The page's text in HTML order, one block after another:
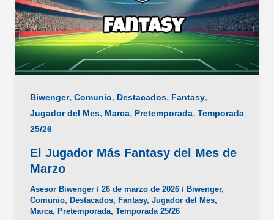
Biwenger, Comunio, Destacados, Fantasy,
Jugador del Mes, Marca, Pretemporada, Temporada
25/26
El Jugador Más Fantasy del Mes de
Marzo
Asesor Biwenger / 26 de marzo de 2026 / Biwenger,
Comunio, Destacados, Fantasy, Jugador del Mes,
Marca, Pretemporada, Temporada 25/26